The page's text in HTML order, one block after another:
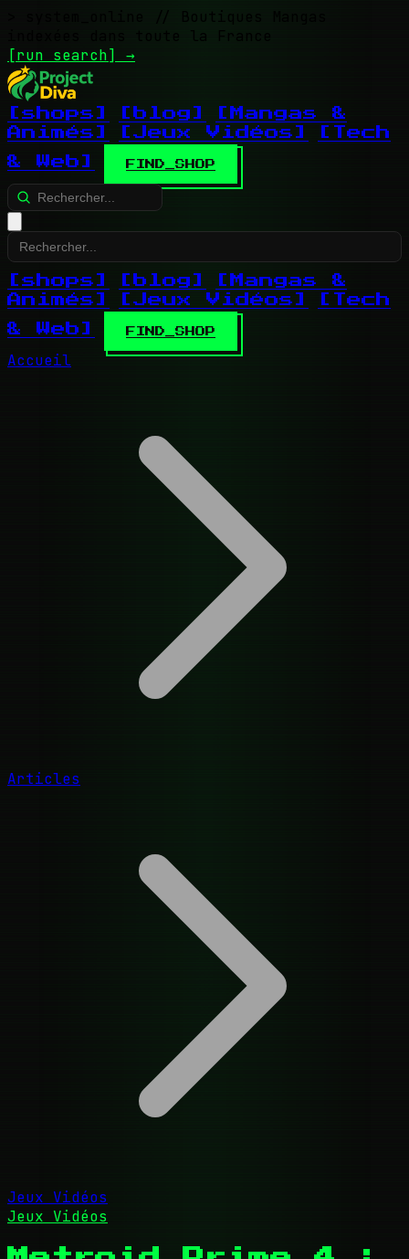
// Boutiques Mangas
indexées dans toute la France
[run search] →
[shops] [blog]
[Mangas &
Animés]
[Jeux Vidéos]
[Tech
& Web]
FIND_SHOP
[shops] [blog]
[Mangas &
Animés]
[Jeux Vidéos]
[Tech
& Web]
FIND_SHOP
Accueil
Articles
Jeux Vidéos
Jeux Vidéos